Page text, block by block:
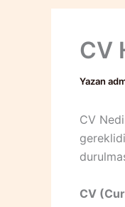
CV
Yazan
CV
CV